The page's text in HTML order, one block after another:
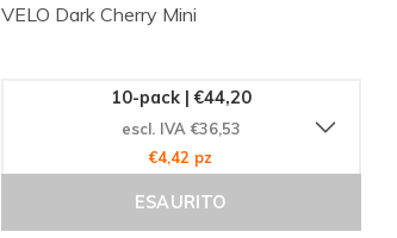
VELO Dark Cherry Mini
10-pack | €44,20
escl. IVA €36,53
€4,42 pz
ESAURITO